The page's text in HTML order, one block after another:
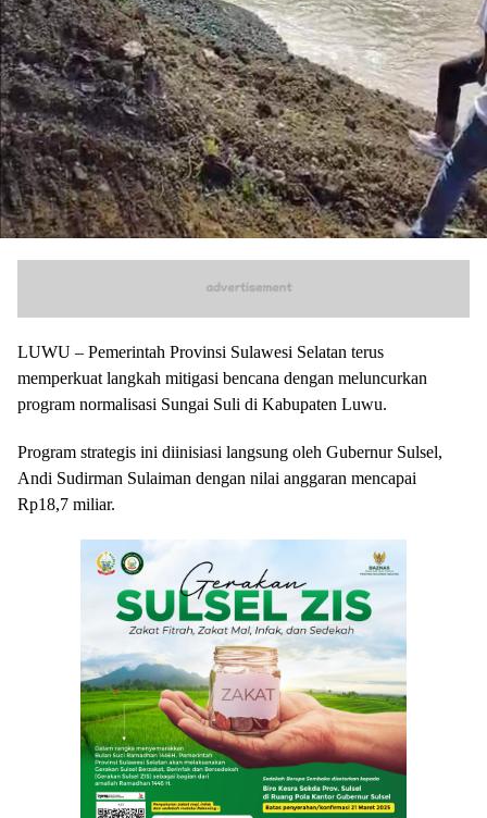
LUWU – Pemerintah Provinsi Sulawesi Selatan terus
memperkuat langkah mitigasi bencana dengan meluncurkan
program normalisasi Sungai Suli di Kabupaten Luwu.
Program strategis ini diinisiasi langsung oleh Gubernur Sulsel,
Andi Sudirman Sulaiman dengan nilai anggaran mencapai
Rp18,7 miliar.